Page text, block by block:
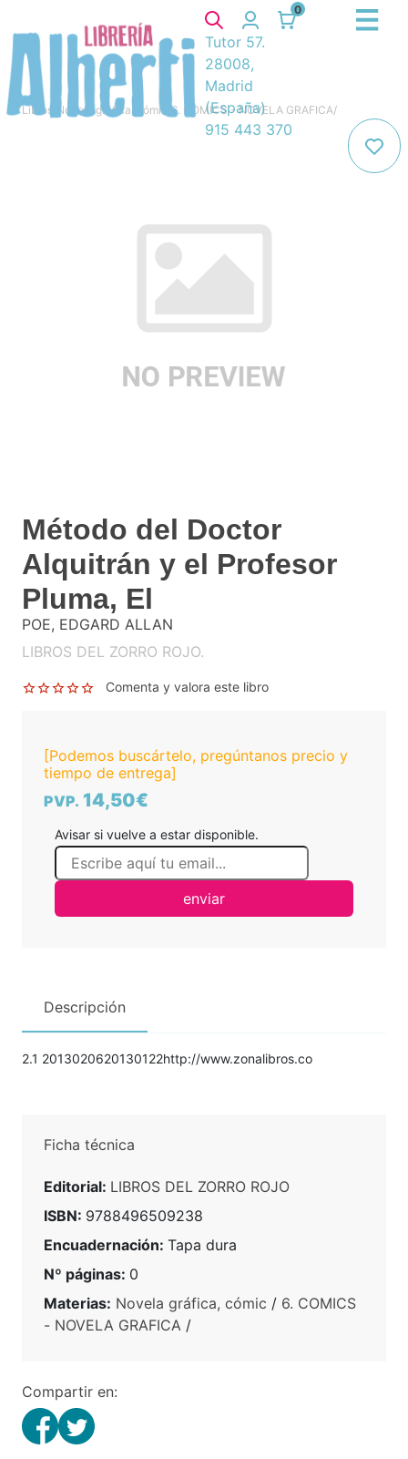
0
Tutor 57.
28008,
Madrid
(España)
915 443 370
Libros Novela gráfica, cómic 6. COMICS - NOVELA GRAFICA/
Método del Doctor
Alquitrán y el Profesor
Pluma, El
POE, EDGARD ALLAN
LIBROS DEL ZORRO ROJO.
Comenta y valora este libro
[Podemos buscártelo, pregúntanos precio y
tiempo de entrega]
PVP. 14,50€
Avisar si vuelve a estar disponible.
enviar
Descripción
2.1 2013020620130122http://www.zonalibros.co
Ficha técnica
Editorial: LIBROS DEL ZORRO ROJO
ISBN: 9788496509238
Encuadernación: Tapa dura
Nº páginas: 0
Materias: Novela gráfica, cómic / 6. COMICS
- NOVELA GRAFICA /
Compartir en: